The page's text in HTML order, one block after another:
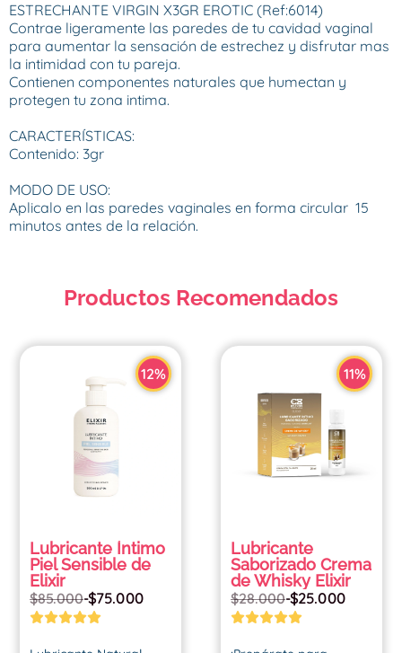
ESTRECHANTE VIRGIN X3GR EROTIC (Ref:6014)
Contrae ligeramente las paredes de tu cavidad vaginal
para aumentar la sensación de estrechez y disfrutar mas
la intimidad con tu pareja.
Contienen componentes naturales que humectan y
protegen tu zona intima.
CARACTERÍSTICAS:
Contenido: 3gr
MODO DE USO:
Aplicalo en las paredes vaginales en forma circular  15
minutos antes de la relación.
Productos Recomendados
Lubricante Íntimo
Piel Sensible de
Elixir
$85.000-$75.000
12%
Lubricante
Saborizado Crema
de Whisky Elixir
$28.000-$25.000
11%